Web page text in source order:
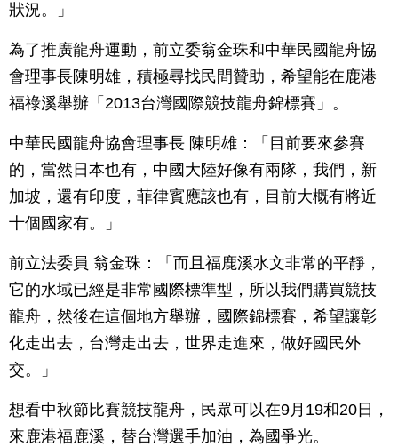
狀況。」
為了推廣龍舟運動，前立委翁金珠和中華民國龍舟協
會理事長陳明雄，積極尋找民間贊助，希望能在鹿港
福祿溪舉辦「2013台灣國際競技龍舟錦標賽」。
中華民國龍舟協會理事長 陳明雄：「目前要來參賽
的，當然日本也有，中國大陸好像有兩隊，我們，新
加坡，還有印度，菲律賓應該也有，目前大概有將近
十個國家有。」
前立法委員 翁金珠：「而且福鹿溪水文非常的平靜，
它的水域已經是非常國際標準型，所以我們購買競技
龍舟，然後在這個地方舉辦，國際錦標賽，希望讓彰
化走出去，台灣走出去，世界走進來，做好國民外
交。」
想看中秋節比賽競技龍舟，民眾可以在9月19和20日，
來鹿港福鹿溪，替台灣選手加油，為國爭光。